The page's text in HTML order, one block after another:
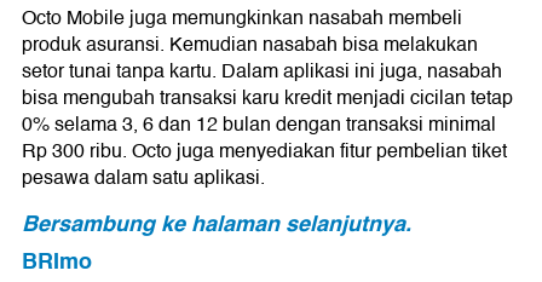
Octo Mobile juga memungkinkan nasabah membeli
produk asuransi. Kemudian nasabah bisa melakukan
setor tunai tanpa kartu. Dalam aplikasi ini juga, nasabah
bisa mengubah transaksi karu kredit menjadi cicilan tetap
0% selama 3, 6 dan 12 bulan dengan transaksi minimal
Rp 300 ribu. Octo juga menyediakan fitur pembelian tiket
pesawa dalam satu aplikasi.
Bersambung ke halaman selanjutnya.
BRImo